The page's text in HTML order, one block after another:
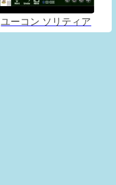
ユーコン ソリティア